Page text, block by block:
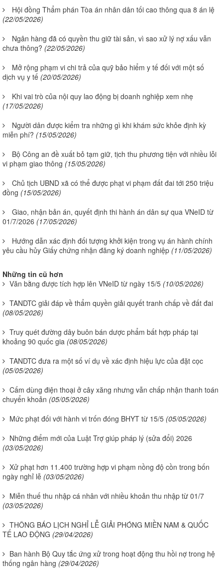
Hội đồng Thẩm phán Tòa án nhân dân tối cao thông qua 8 án lệ
(22/05/2026)
Ngân hàng đã có quyền thu giữ tài sản, vì sao xử lý nợ xấu vẫn
chưa thông? (22/05/2026)
Mở rộng phạm vi chi trả của quỹ bảo hiểm y tế đối với một số
dịch vụ y tế (20/05/2026)
Khi vai trò của nội quy lao động bị doanh nghiệp xem nhẹ
(17/05/2026)
Người dân được kiểm tra những gì khi khám sức khỏe định kỳ
miễn phí? (15/05/2026)
Bộ Công an đề xuất bỏ tạm giữ, tịch thu phương tiện với nhiều lỗi
vi phạm giao thông (15/05/2026)
Chủ tịch UBND xã có thể được phạt vi phạm đất đai tới 250 triệu
đồng (15/05/2026)
Giao, nhận bản án, quyết định thi hành án dân sự qua VNeID từ
01/7/2026 (17/05/2026)
Hướng dẫn xác định đối tượng khởi kiện trong vụ án hành chính
yêu cầu hủy Giấy chứng nhận đăng ký doanh nghiệp (11/05/2026)
Những tin cũ hơn
Văn bằng được tích hợp lên VNeID từ ngày 15/5 (10/05/2026)
TANDTC giải đáp về thẩm quyền giải quyết tranh chấp về đất đai
(08/05/2026)
Truy quét đường dây buôn bán dược phẩm bất hợp pháp tại
khoảng 90 quốc gia (08/05/2026)
TANDTC đưa ra một số ví dụ về xác định hiệu lực của đặt cọc
(05/05/2026)
Cấm dùng điện thoại ở cây xăng nhưng vẫn chấp nhận thanh toán
chuyển khoản (05/05/2026)
Mức phạt đối với hành vi trốn đóng BHYT từ 15/5 (05/05/2026)
Những điểm mới của Luật Trợ giúp pháp lý (sửa đổi) 2026
(03/05/2026)
Xử phạt hơn 11.400 trường hợp vi phạm nồng độ cồn trong bốn
ngày nghỉ lễ (03/05/2026)
Miễn thuế thu nhập cá nhân với nhiều khoản thu nhập từ 01/7
(03/05/2026)
THÔNG BÁO LỊCH NGHỈ LỄ GIẢI PHÓNG MIỀN NAM & QUỐC
TẾ LAO ĐỘNG (29/04/2026)
Ban hành Bộ Quy tắc ứng xử trong hoạt động thu hồi nợ trong hệ
thống ngân hàng (29/04/2026)